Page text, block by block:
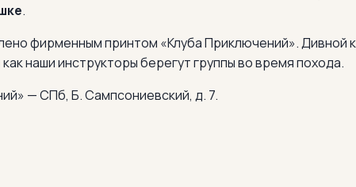
.
фирменным принтом «Клуба Приключений». Дивной
как наши инструкторы берегут группы во время похода.
— СПб, Б. Сампсониевский, д. 7.